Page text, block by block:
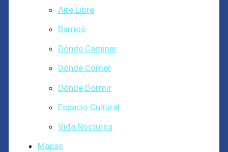
Aire Libre
Barrios
Dónde Caminar
Dónde Comer
Dónde Dormir
Espacio Cultural
Vida Nocturna
Mapas